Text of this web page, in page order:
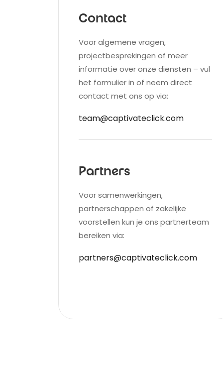
Contact
Voor algemene vragen,
projectbesprekingen of meer
informatie over onze diensten – vul
het formulier in of neem direct
contact met ons op via:
team@captivateclick.com
Partners
Voor samenwerkingen,
partnerschappen of zakelijke
voorstellen kun je ons partnerteam
bereiken via:
partners@captivateclick.com